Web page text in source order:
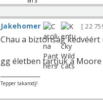
Jakehomer 22
Chau a biztonság
gg életben tartjuk a
Tepper takarodj!